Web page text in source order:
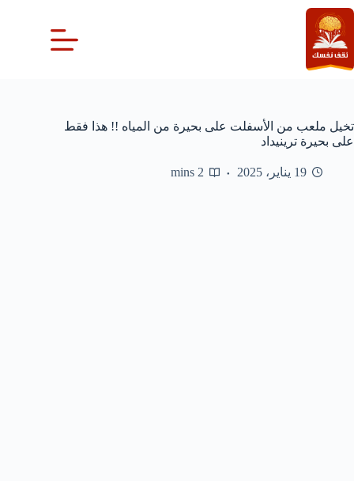
التجاوز
إلى
المحتوى
تخيل ملعب من الأسفلت على بحيرة من المياه !! هذا فقط
على بحيرة ترينيداد
19 يناير، 2025 2 mins